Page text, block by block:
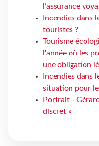
l’assurance
Incendies dans
touristes ?
Tourisme
l'année où les
une obligation
Incendies dans
situation pour
Portrait -
discret »